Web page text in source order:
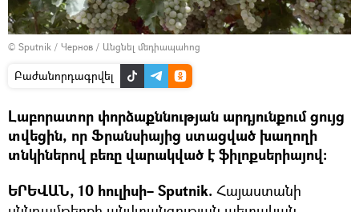
© Sputnik / Чернов / Անցնել մեդիապահոց
Բաժանորդագրվել
Լաբորատոր փորձաքննության արդյունքում ցույց
տվեցին, որ Ֆրանսիայից ստացված խաղողի
տնկիներով բեռը վարակված է ֆիլոքսերիայով։
ԵՐԵՎԱՆ, 10 հուլիսի– Sputnik. Հայաստանի